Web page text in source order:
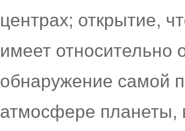
центрах; открытие,
имеет относительно
обнаружение самой
атмосфере планеты,